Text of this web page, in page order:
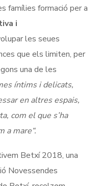
famílies formació per a
i
les seues
que els limiten, per
una de les
íntims i delicats,
en altres espais,
com el que s’ha
a mare“.
Betxí 2018, una
Novessendes